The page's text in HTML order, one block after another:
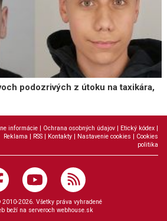
podozrivých z útoku na taxikára,
informácie Ochrana osobných údajov Etický kódex
Reklama
RSS Kontakty Nastavenie cookies
Cookies
politika
2010-2026. Všetky práva vyhradené
beží na serveroch webhouse.sk